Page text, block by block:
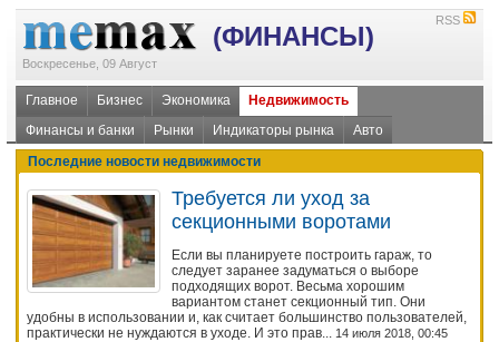
(ФИНАНСЫ)
Воскресенье, 09 Август
RSS
Главное Бизнес Экономика
Недвижимость
Финансы и банки
Рынки Индикаторы рынка
Авто
Последние новости недвижимости
Требуется ли уход за
секционными воротами
Если вы планируете построить гараж, то
следует заранее задуматься о выборе
подходящих ворот. Весьма хорошим
вариантом станет секционный тип. Они
удобны в использовании и, как считает большинство пользователей,
практически не нуждаются в уходе. И это прав... 14 июля 2018, 00:45